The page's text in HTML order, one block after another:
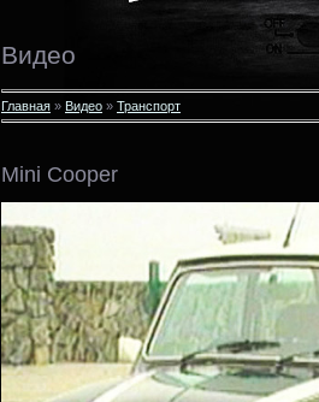
Видео
Главная » Видео » Транспорт
Mini Cooper